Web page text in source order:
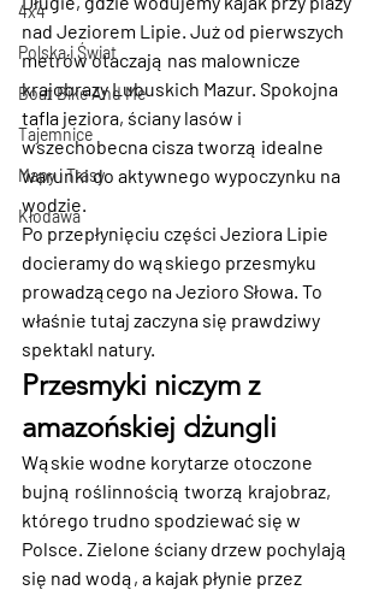
4x4
Polska i Świat
Boat Bike And Me
Tajemnice
Mapy i Trasy
Kłodawa
nad Jeziorem Lipie. Już od pierwszych
metrów otaczają nas malownicze
krajobrazy Lubuskich Mazur. Spokojna
tafla jeziora, ściany lasów i
wszechobecna cisza tworzą idealne
warunki do aktywnego wypoczynku na
wodzie.
Po przepłynięciu części Jeziora Lipie
docieramy do wąskiego przesmyku
prowadzącego na Jezioro Słowa. To
właśnie tutaj zaczyna się prawdziwy
spektakl natury.
Przesmyki niczym z
amazońskiej dżungli
Wąskie wodne korytarze otoczone
bujną roślinnością tworzą krajobraz,
którego trudno spodziewać się w
Polsce. Zielone ściany drzew pochylają
się nad wodą, a kajak płynie przez